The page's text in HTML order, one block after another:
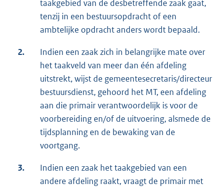
taakgebied van de desbetreffende zaak gaat,
tenzij in een bestuursopdracht of een
ambtelijke opdracht anders wordt bepaald.
2.
Indien een zaak zich in belangrijke mate over
het taakveld van meer dan één afdeling
uitstrekt, wijst de gemeentesecretaris/directeur
bestuursdienst, gehoord het MT, een afdeling
aan die primair verantwoordelijk is voor de
voorbereiding en/of de uitvoering, alsmede de
tijdsplanning en de bewaking van de
voortgang.
3.
Indien een zaak het taakgebied van een
andere afdeling raakt, vraagt de primair met